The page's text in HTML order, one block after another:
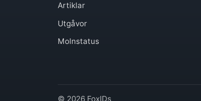
Artiklar
Utgåvor
Molnstatus
© 2026 FoxIDs